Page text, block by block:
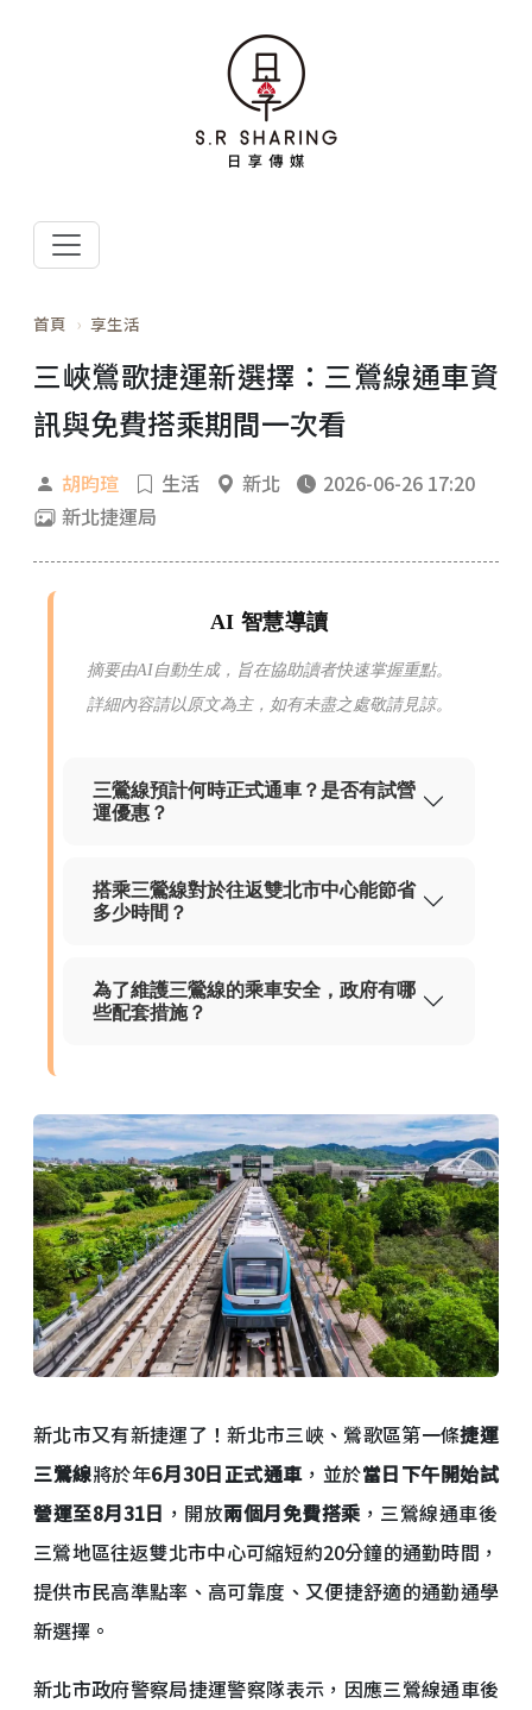
首頁 享生活
三峽鶯歌捷運新選擇：三鶯線通車資
訊與免費搭乘期間一次看
胡昀瑄 生活 新北
2026-06-26 17:20
新北捷運局
AI 智慧導讀
摘要由AI自動生成，旨在協助讀者快速掌握重點。
詳細內容請以原文為主，如有未盡之處敬請見諒。
三鶯線預計何時正式通車？是否有試營
運優惠？
搭乘三鶯線對於往返雙北市中心能節省
多少時間？
為了維護三鶯線的乘車安全，政府有哪
些配套措施？
新北市又有新捷運了！新北市三峽、鶯歌區第一條捷運
三鶯線將於年6月30日正式通車，並於當日下午開始試
營運至8月31日 ， 開放兩個月免費搭乘 ，三鶯線通車後
三鶯地區往返雙北市中心可縮短約20分鐘的通勤時間，
提供市民高準點率、高可靠度、又便捷舒適的通勤通學
新選擇。
新北市政府警察局捷運警察隊表示，因應三鶯線通車後